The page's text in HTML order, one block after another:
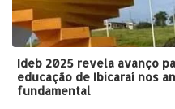
Ideb 2025 revela avanço
educação de Ibicaraí nos
fundamental